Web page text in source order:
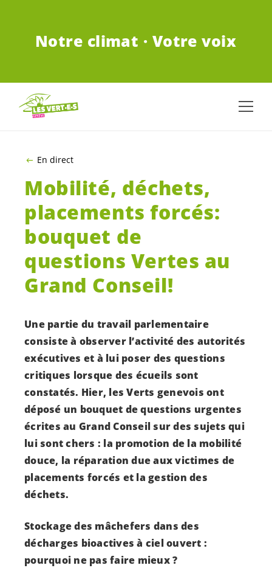
Notre climat · Votre voix
En direct
Mobilité, déchets,
placements forcés:
bouquet de
questions Vertes au
Grand Conseil!
Une partie du travail parlementaire
consiste à observer l’activité des autorités
exécutives et à lui poser des questions
critiques lorsque des écueils sont
constatés. Hier, les Verts genevois ont
déposé un bouquet de questions urgentes
écrites au Grand Conseil sur des sujets qui
lui sont chers : la promotion de la mobilité
douce, la réparation due aux victimes de
placements forcés et la gestion des
déchets.
Stockage des mâchefers dans des
décharges bioactives à ciel ouvert :
pourquoi ne pas faire mieux ?